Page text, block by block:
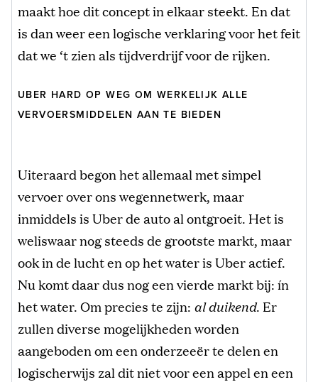
maakt hoe dit concept in elkaar steekt. En dat
is dan weer een logische verklaring voor het feit
dat we ‘t zien als tijdverdrijf voor de rijken.
UBER HARD OP WEG OM WERKELIJK ALLE
VERVOERSMIDDELEN AAN TE BIEDEN
Uiteraard begon het allemaal met simpel
vervoer over ons wegennetwerk, maar
inmiddels is Uber de auto al ontgroeit. Het is
weliswaar nog steeds de grootste markt, maar
ook in de lucht en op het water is Uber actief.
Nu komt daar dus nog een vierde markt bij: ín
het water. Om precies te zijn: al duikend. Er
zullen diverse mogelijkheden worden
aangeboden om een onderzeeër te delen en
logischerwijs zal dit niet voor een appel en een